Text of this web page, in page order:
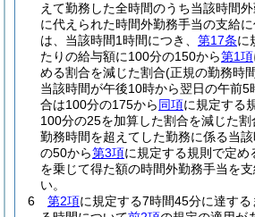
えて勤務した全時間のうち当該時間
に代えられた時間外勤務手当の支給
は、当該時間1時間につき、 第17条に
たりの給与額に100分の150から第1項
める割合を減じた割合(正規の勤務時
当該時間が午後10時から翌日の午前5
合は100分の175から同項に規定する
100分の25を加算した割合を減じた
勤務時間を超えてした勤務に係る当
の50から第3項に規定する規則で定め
を乗じて得た額の時間外勤務手当を
い。
6
第2項に規定する7時間45分に達す